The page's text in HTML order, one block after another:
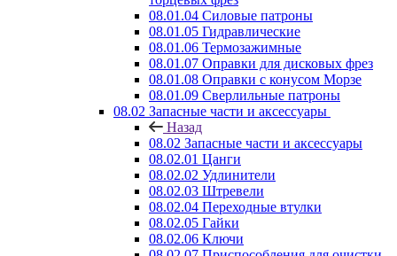
08.01.04 Силовые патроны
08.01.05 Гидравлические
08.01.06 Термозажимные
08.01.07 Оправки для дисковых фрез
08.01.08 Оправки с конусом Морзе
08.01.09 Сверлильные патроны
08.02 Запасные части и аксессуары
Назад
08.02 Запасные части и аксессуары
08.02.01 Цанги
08.02.02 Удлинители
08.02.03 Штревели
08.02.04 Переходные втулки
08.02.05 Гайки
08.02.06 Ключи